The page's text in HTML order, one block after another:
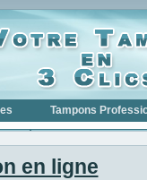
Tampons
Tampons
en ligne